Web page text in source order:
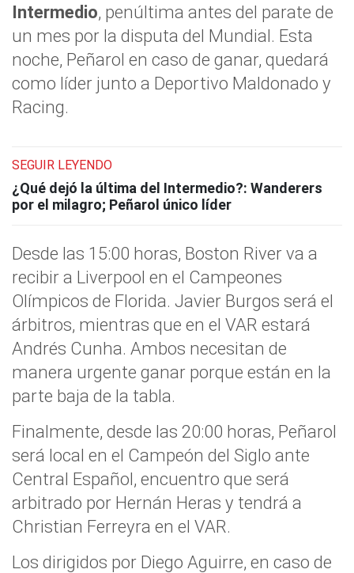
Intermedio, penúltima antes del parate de
un mes por la disputa del Mundial. Esta
noche, Peñarol en caso de ganar, quedará
como líder junto a Deportivo Maldonado y
Racing.
SEGUIR LEYENDO
¿Qué dejó la última del Intermedio?: Wanderers
por el milagro; Peñarol único líder
Desde las 15:00 horas, Boston River va a
recibir a Liverpool en el Campeones
Olímpicos de Florida. Javier Burgos será el
árbitros, mientras que en el VAR estará
Andrés Cunha. Ambos necesitan de
manera urgente ganar porque están en la
parte baja de la tabla.
Finalmente, desde las 20:00 horas, Peñarol
será local en el Campeón del Siglo ante
Central Español, encuentro que será
arbitrado por Hernán Heras y tendrá a
Christian Ferreyra en el VAR.
Los dirigidos por Diego Aguirre, en caso de